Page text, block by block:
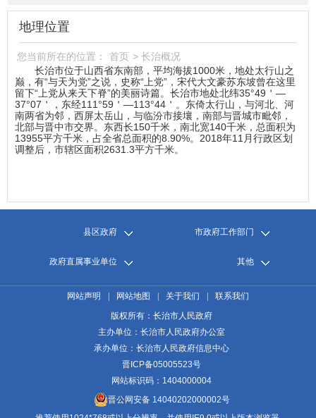
地理位置
您当前所在的位置： 首页 > 长治概况
长治市位于山西省东南部，平均海拔1000米，地处太行山之
巅，有“与天为党”之说，史称“上党”，宋代大文豪苏东坡曾在这里
留下“上党从来天下脊”的美丽诗篇。长治市地处北纬35°49＇—
37°07＇，东经111°59＇—113°44＇。东倚太行山，与河北、河
南两省为邻，西屏太岳山，与临汾市接壤，南部与晋城市毗邻，
北部与晋中市交界。东西长150千米，南北宽140千米，总面积为
13955平方千米，占全省总面积的8.90%。2018年11月行政区划
调整后，市辖区面积2631.3平方千米。
县区政府 市政府工作部门
政府直属事业单位 其他
网站声明 网站地图 关于我们
联系我们
版权所有：长治市人民政府
主办单位：长治市人民政府办公室
承办单位：长治市人民政府信息中心
晋ICP备05005523号
网站标识码：1404000004
晋公网安备 14040202000002号